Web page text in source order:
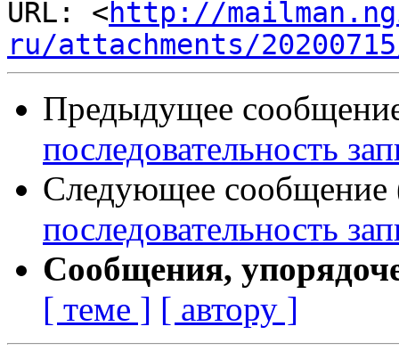
URL: <http://
ru/attachments/
Предыдущее
последовательность
Следующее сообщение
последовательность
Сообщения,
[ теме ] [ автору ]